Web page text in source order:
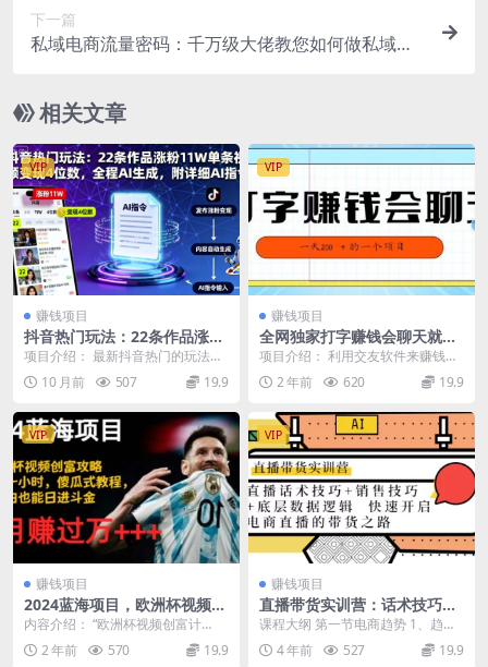
下一篇
私域电商流量密码：千万级大佬教您如何做私域电
相关文章
VIP
赚钱项目
抖音热门玩法：22条作品涨粉
11W单条视频变现4位数，全
程AI生成，附详细AI指令
项目介绍： 最新抖音热门的玩法，
通过ai生成故事的形式，介绍中
药，可以复制到各个...
10 月前 507 19.9
VIP
赚钱项目
全网独家打字赚钱会聊天就
行，小白轻松好上手，简单无
脑，有手就行的，一天200
项目介绍： 利用交友软件来赚钱，
首先不受时间和地点的限制，只要
你有空闲时间就可以...
2 年前 620 19.9
VIP
赚钱项目
2024蓝海项目，欧洲杯视频创
富攻略，每天只需一小时，傻
瓜式教程，小白也能日进斗金
内容介绍： “欧洲杯视频创富计
划” —— 一个为零基础小...
2 年前 570 19.9
VIP
赚钱项目
直播带货实训营：话术技巧
+销售技巧+底层数据逻辑 快速
课程大纲 第一节电商趋势 1、趋势
平台发展2赛道选择 3、母婴美业为
什么选择电商...
4 年前 527 19.9